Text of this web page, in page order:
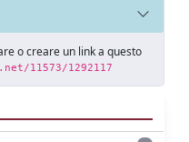
o creare un link a questo
11573/1292117